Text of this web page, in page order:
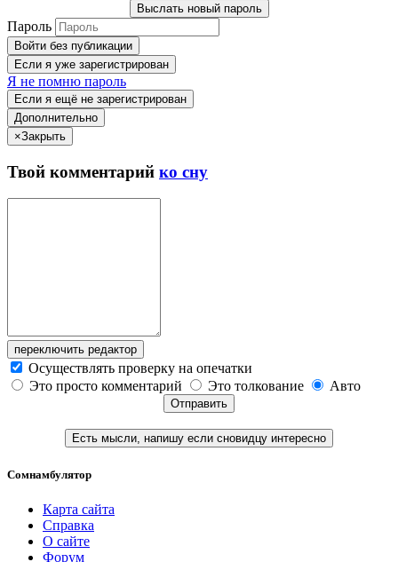
Выслать новый пароль
Пароль
Войти без публикации
Если я уже зарегистрирован
Я не помню пароль
Если я ещё не зарегистрирован
Дополнительно
×Закрыть
Твой комментарий ко сну
переключить редактор
Осуществлять проверку на опечатки
Это просто комментарий
Это толкование Авто
Отправить
Есть мысли, напишу если сновидцу интересно
Сомнамбулятор
Карта сайта
Справка
О сайте
Форум